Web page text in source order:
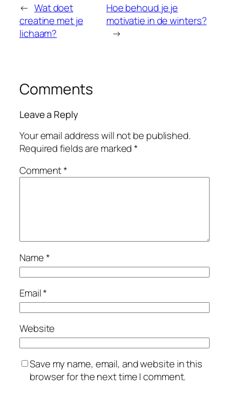
← Wat doet
creatine met je
lichaam?
Hoe behoud je je
motivatie in de winters?
→
Comments
Leave a Reply
Your email address will not be published.
Required fields are marked*
Comment*
Name*
Email*
Website
Save my name, email, and website in this
browser for the next time I comment.